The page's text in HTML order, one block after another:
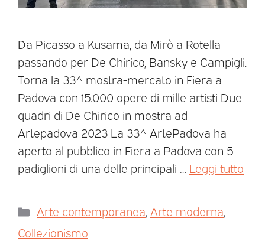
Da Picasso a Kusama, da Mirò a Rotella
passando per De Chirico, Bansky e Campigli.
Torna la 33^ mostra-mercato in Fiera a
Padova con 15.000 opere di mille artisti Due
quadri di De Chirico in mostra ad
Artepadova 2023 La 33^ ArtePadova ha
aperto al pubblico in Fiera a Padova con 5
padiglioni di una delle principali … Leggi tutto
Arte contemporanea Arte moderna
Collezionismo